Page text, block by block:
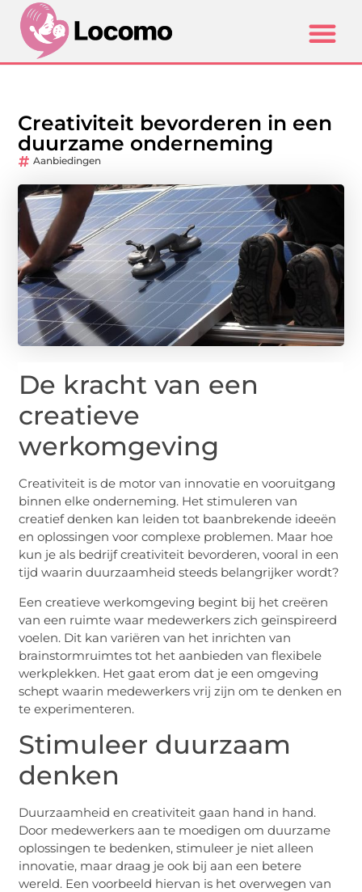
Creativiteit bevorderen in een
duurzame onderneming
Aanbiedingen
De kracht van een
creatieve
werkomgeving
Creativiteit is de motor van innovatie en vooruitgang
binnen elke onderneming. Het stimuleren van
creatief denken kan leiden tot baanbrekende ideeën
en oplossingen voor complexe problemen. Maar hoe
kun je als bedrijf creativiteit bevorderen, vooral in een
tijd waarin duurzaamheid steeds belangrijker wordt?
Een creatieve werkomgeving begint bij het creëren
van een ruimte waar medewerkers zich geïnspireerd
voelen. Dit kan variëren van het inrichten van
brainstormruimtes tot het aanbieden van flexibele
werkplekken. Het gaat erom dat je een omgeving
schept waarin medewerkers vrij zijn om te denken en
te experimenteren.
Stimuleer duurzaam
denken
Duurzaamheid en creativiteit gaan hand in hand.
Door medewerkers aan te moedigen om duurzame
oplossingen te bedenken, stimuleer je niet alleen
innovatie, maar draag je ook bij aan een betere
wereld. Een voorbeeld hiervan is het overwegen van